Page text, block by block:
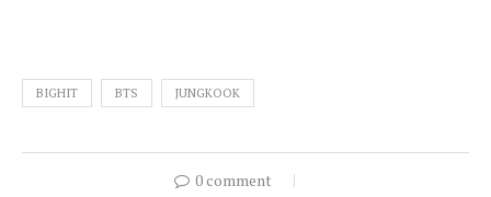
BIGHIT BTS JUNGKOOK
0 comment